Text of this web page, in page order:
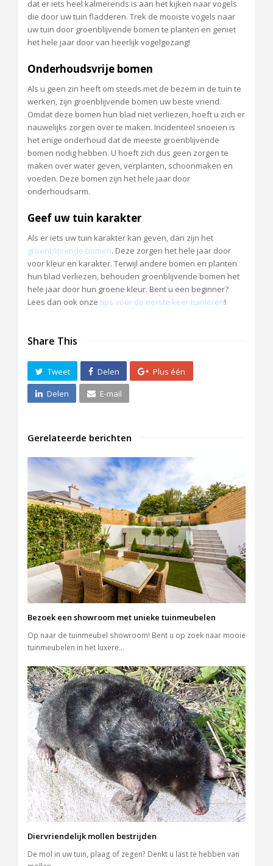
dat er iets heel kalmerends is aan het kijken naar vogels
die door uw tuin fladderen. Trek de mooiste vogels naar
uw tuin door groenblijvende bomen te planten en geniet
het hele jaar door van heerlijk vogelgezang!
Onderhoudsvrije bomen
Als u geen zin heeft om steeds met de bezem in de tuin te
werken, zijn groenblijvende bomen uw beste vriend.
Omdat deze bomen hun blad niet verliezen, hoeft u zich er
nauwelijks zorgen over te maken. Incidenteel snoeien is
het enige onderhoud dat de meeste groenblijvende
bomen nodig hebben. U hoeft zich dus geen zorgen te
maken over water geven, verplanten, schoonmaken en
voeden. Deze bomen zijn het hele jaar door
onderhoudsarm.
Geef uw tuin karakter
Als er iets uw tuin karakter kan geven, dan zijn het
groenblijvende bomen. Deze zorgen het hele jaar door
voor kleur en karakter. Terwijl andere bomen en planten
hun blad verliezen, behouden groenblijvende bomen het
hele jaar door hun groene kleur. Bent u een beginner?
Lees dan ook onze tips voor de eerste keer tuinieren!
Share This
Tweet Delen Plus één
Delen E-mail
Gerelateerde berichten
Bezoek een showroom met unieke tuinmeubelen
Op naar de tuinmeubel showroom! Bent u op zoek naar mooie
tuinmeubelen in het luxere…
Diervriendelijk mollen bestrijden
De mol in uw tuin, plaag of zegen? Denkt u last te hebben van